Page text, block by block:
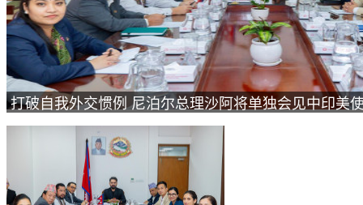
打破自我外交惯例 尼泊尔总理沙阿将单独会见中印美